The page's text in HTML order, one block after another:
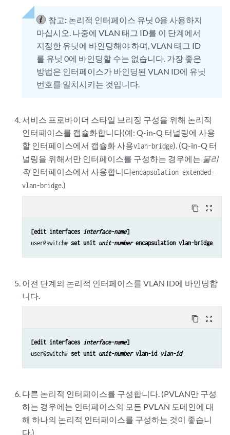
참고: 논리적 인터페이스 유닛 0을 사용하지
마십시오. 나중에 VLAN 태그 ID를 이 단계에서
지정한 유닛에 바인딩해야 하며, VLAN 태그 ID
를 유닛 0에 바인딩할 수는 없습니다. 가장 좋은
방법은 인터페이스가 바인딩된 VLAN ID에 유닛
번호를 일치시키는 것입니다.
서비스 프로바이더 스타일 브리징 구성을 위해 논리적
인터페이스를 캡슐화합니다(예: Q-in-Q 터널링에 사용
할 인터페이스에서 캡슐화 사용vlan-bridge). (Q-in-Q 터
널링을 위해서만 인터페이스를 구성하는 경우에는 물리
적인터페이스에서 사용합니다encapsulation extended-
vlan-bridge.)
content_copy zoom_out_map
[edit interfaces interface-name]
user@switch# set unit unit-number encapsulation vlan-bridge
이전 단계의 논리적 인터페이스를 VLAN ID에 바인딩합
니다.
content_copy zoom_out_map
[edit interfaces interface-name]
user@switch# set unit unit-number vlan-id vlan-id
다른 논리적 인터페이스를 구성합니다. (PVLAN만 구성
하는 경우에는 인터페이스의 모든 PVLAN 도메인에 대
해 하나의 논리적 인터페이스를 구성하는 것이 좋습니
다.)